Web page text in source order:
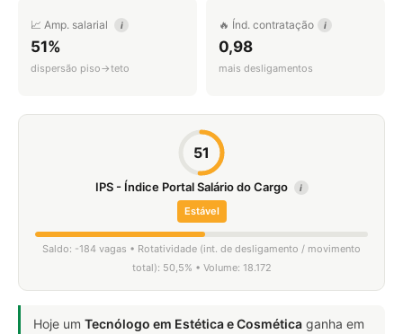
📈 Amp. salarial i
51%
dispersão piso→teto
🔥 Índ. contratação i
0,98
mais desligamentos
51
IPS - Índice Portal Salário do Cargo i
Estável
Saldo: -184 vagas • Rotatividade (int. de desligamento / movimento
total): 50,5% • Volume: 18.172
Hoje um Tecnólogo em Estética e Cosmética ganha em